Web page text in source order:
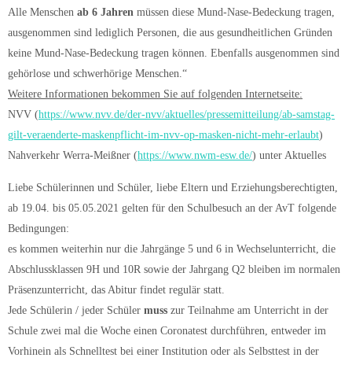
Alle Menschen ab 6 Jahren müssen diese Mund-Nase-Bedeckung tragen,
ausgenommen sind lediglich Personen, die aus gesundheitlichen Gründen
keine Mund-Nase-Bedeckung tragen können. Ebenfalls ausgenommen sind
gehörlose und schwerhörige Menschen.“
Weitere Informationen bekommen Sie auf folgenden Internetseite:
NVV (https://www.nvv.de/der-nvv/aktuelles/pressemitteilung/ab-samstag-
gilt-veraenderte-maskenpflicht-im-nvv-op-masken-nicht-mehr-erlaubt)
Nahverkehr Werra-Meißner (https://www.nwm-esw.de/) unter Aktuelles
Liebe Schülerinnen und Schüler, liebe Eltern und Erziehungsberechtigten,
ab 19.04. bis 05.05.2021 gelten für den Schulbesuch an der AvT folgende
Bedingungen:
es kommen weiterhin nur die Jahrgänge 5 und 6 in Wechselunterricht, die
Abschlussklassen 9H und 10R sowie der Jahrgang Q2 bleiben im normalen
Präsenzunterricht, das Abitur findet regulär statt.
Jede Schülerin / jeder Schüler muss zur Teilnahme am Unterricht in der
Schule zwei mal die Woche einen Coronatest durchführen, entweder im
Vorhinein als Schnelltest bei einer Institution oder als Selbsttest in der